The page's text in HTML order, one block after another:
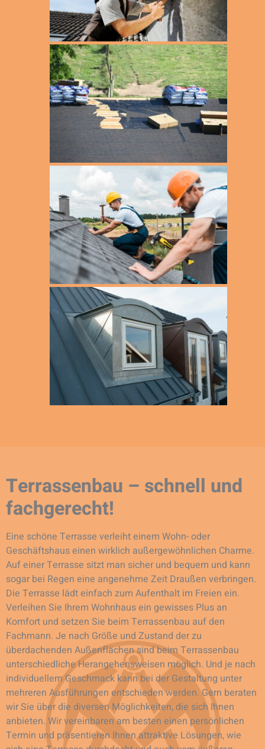
Terrassenbau – schnell und
fachgerecht!
Eine schöne Terrasse verleiht einem Wohn- oder
Geschäftshaus einen wirklich außergewöhnlichen Charme.
Auf einer Terrasse sitzt man sicher und bequem und kann
sogar bei Regen eine angenehme Zeit Draußen verbringen.
Die Terrasse lädt einfach zum Aufenthalt im Freien ein.
Verleihen Sie Ihrem Wohnhaus ein gewisses Plus an
Komfort und setzen Sie beim Terrassenbau auf den
Fachmann. Je nach Größe und Zustand der zu
überdachenden Außenflächen sind beim Terrassenbau
unterschiedliche Herangehensweisen möglich. Und je nach
individuellem Geschmack kann bei der Gestaltung unter
mehreren Ausführungen entschieden werden. Gern beraten
wir Sie über die diversen Möglichkeiten, die sich Ihnen
anbieten. Wir vereinbaren am besten einen persönlichen
Termin und präsentieren Ihnen attraktive Lösungen, wie